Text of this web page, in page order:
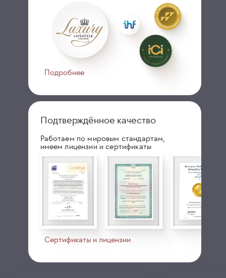
Подробнее
Подтверждённое качество
Работаем по мировым стандартам,
имеем лицензии и сертификаты
Сертификаты и лицензии